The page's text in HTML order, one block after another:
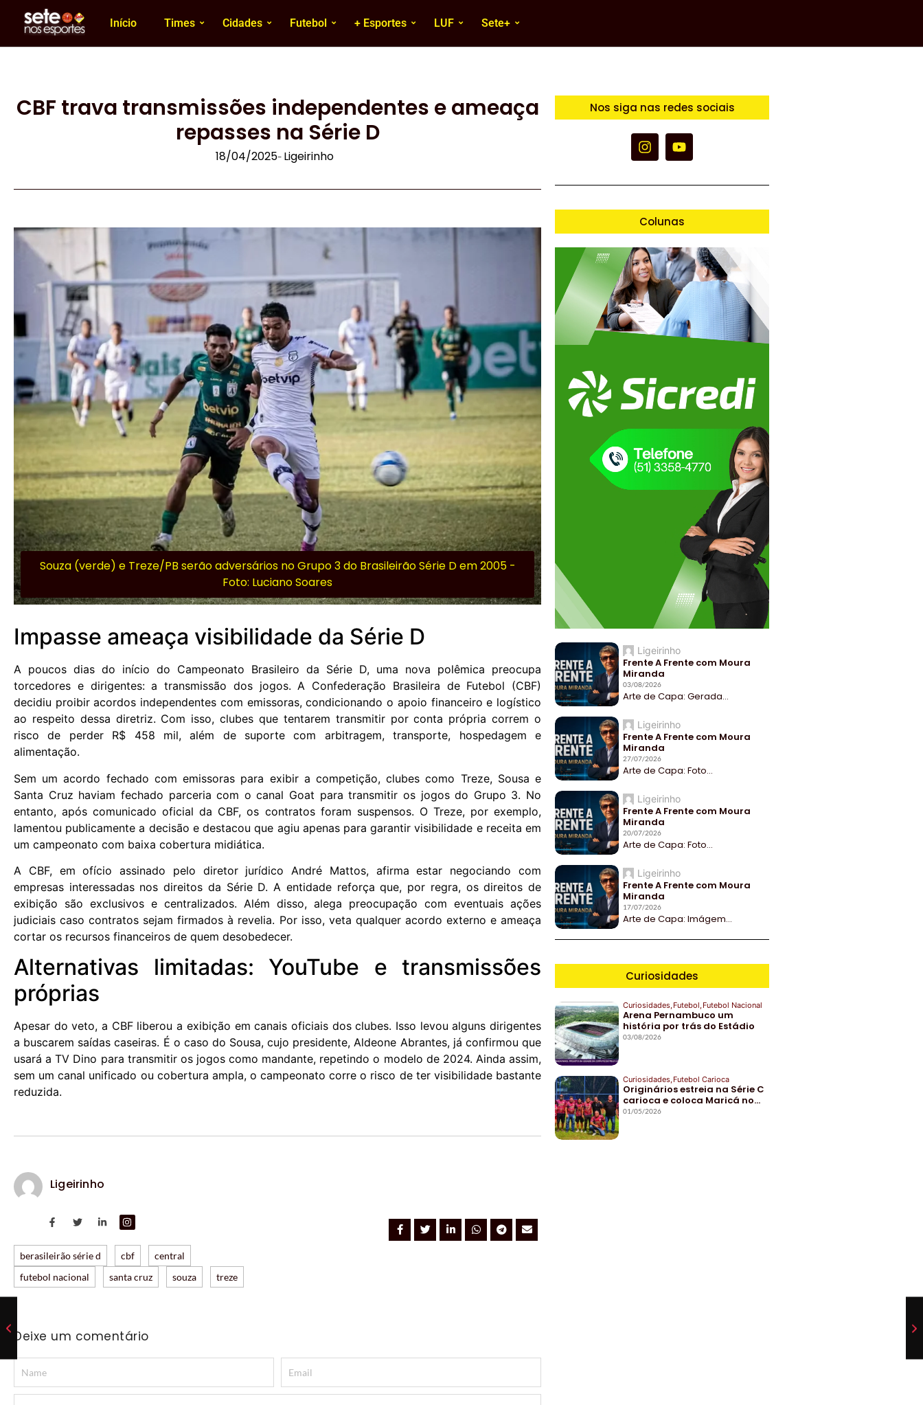
Início Times Cidades Futebol + Esportes LUF Sete+
CBF trava transmissões independentes e ameaça
repasses na Série D
18/04/2025- Ligeirinho
Souza (verde) e Treze/PB serão adversários no Grupo 3 do Brasileirão Série D em 2005 -
Foto: Luciano Soares
Impasse ameaça visibilidade da Série D
A poucos dias do início do Campeonato Brasileiro da Série D, uma nova polêmica preocupa
torcedores e dirigentes: a transmissão dos jogos. A Confederação Brasileira de Futebol (CBF)
decidiu proibir acordos independentes com emissoras, condicionando o apoio financeiro e logístico
ao respeito dessa diretriz. Com isso, clubes que tentarem transmitir por conta própria correm o
risco de perder R$ 458 mil, além de suporte com arbitragem, transporte, hospedagem e
alimentação.
Sem um acordo fechado com emissoras para exibir a competição, clubes como Treze, Sousa e
Santa Cruz haviam fechado parceria com o canal Goat para transmitir os jogos do Grupo 3. No
entanto, após comunicado oficial da CBF, os contratos foram suspensos. O Treze, por exemplo,
lamentou publicamente a decisão e destacou que agiu apenas para garantir visibilidade e receita em
um campeonato com baixa cobertura midiática.
A CBF, em ofício assinado pelo diretor jurídico André Mattos, afirma estar negociando com
empresas interessadas nos direitos da Série D. A entidade reforça que, por regra, os direitos de
exibição são exclusivos e centralizados. Além disso, alega preocupação com eventuais ações
judiciais caso contratos sejam firmados à revelia. Por isso, veta qualquer acordo externo e ameaça
cortar os recursos financeiros de quem desobedecer.
Alternativas limitadas: YouTube e transmissões
próprias
Apesar do veto, a CBF liberou a exibição em canais oficiais dos clubes. Isso levou alguns dirigentes
a buscarem saídas caseiras. É o caso do Sousa, cujo presidente, Aldeone Abrantes, já confirmou que
usará a TV Dino para transmitir os jogos como mandante, repetindo o modelo de 2024. Ainda assim,
sem um canal unificado ou cobertura ampla, o campeonato corre o risco de ter visibilidade bastante
reduzida.
Ligeirinho
berasileirão série d cbf
central
futebol nacional
santa cruz souza treze
Deixe um comentário
Nos siga nas redes sociais
Colunas
Ligeirinho
Frente A Frente com Moura
Miranda
03/08/2026
Arte de Capa: Gerada...
Ligeirinho
Frente A Frente com Moura
Miranda
27/07/2026
Arte de Capa: Foto...
Ligeirinho
Frente A Frente com Moura
Miranda
20/07/2026
Arte de Capa: Foto...
Ligeirinho
Frente A Frente com Moura
Miranda
17/07/2026
Arte de Capa: Imágem...
Curiosidades
Curiosidades Futebol Futebol Nacional
Arena Pernambuco um
história por trás do Estádio
03/08/2026
Curiosidades Futebol Carioca
Originários estreia na Série C
carioca e coloca Maricá no…
01/05/2026